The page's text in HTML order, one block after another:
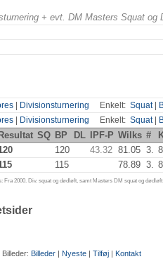
+ evt. DM Masters Squat
Divisionsturnering Enkelt: Squat|
Divisionsturnering Enkelt: Squat|
Resultat SQ BP DL IPF-P Wilks #
120 43.32 81.05 3.
115 78.89 3.
2000. Div. squat og dødløft, samt Masters DM squat og
Billeder: Billeder | Nyeste | Tilføj | Kontakt